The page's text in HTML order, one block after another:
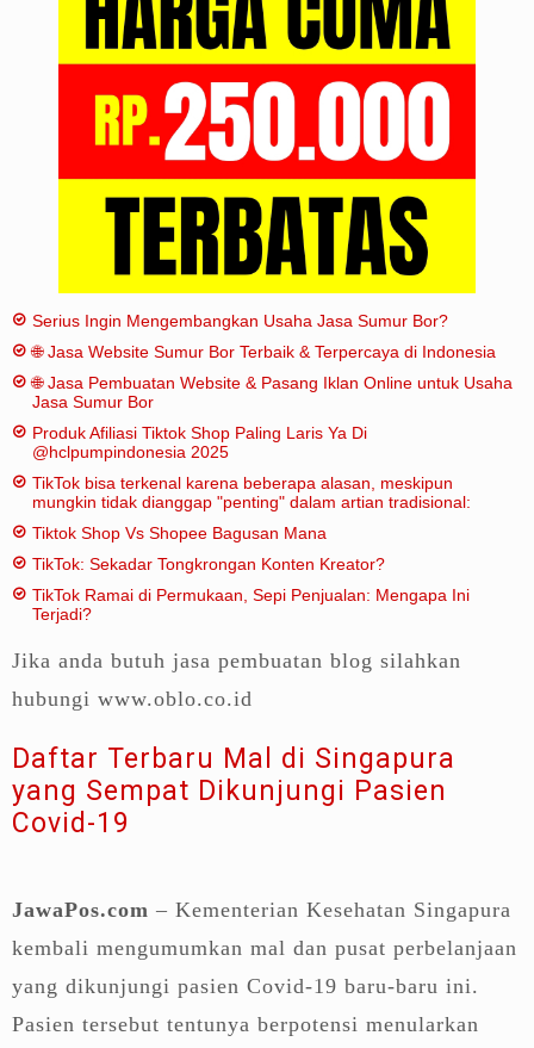
Serius Ingin Mengembangkan Usaha Jasa Sumur Bor?
🌐 Jasa Website Sumur Bor Terbaik & Terpercaya di Indonesia
🌐 Jasa Pembuatan Website & Pasang Iklan Online untuk Usaha
Jasa Sumur Bor
Produk Afiliasi Tiktok Shop Paling Laris Ya Di
@hclpumpindonesia 2025
TikTok bisa terkenal karena beberapa alasan, meskipun
mungkin tidak dianggap "penting" dalam artian tradisional:
Tiktok Shop Vs Shopee Bagusan Mana
TikTok: Sekadar Tongkrongan Konten Kreator?
TikTok Ramai di Permukaan, Sepi Penjualan: Mengapa Ini
Terjadi?
Jika anda butuh jasa pembuatan blog silahkan
hubungi www.oblo.co.id
Daftar Terbaru Mal di Singapura
yang Sempat Dikunjungi Pasien
Covid-19
JawaPos.com – Kementerian Kesehatan Singapura
kembali mengumumkan mal dan pusat perbelanjaan
yang dikunjungi pasien Covid-19 baru-baru ini.
Pasien tersebut tentunya berpotensi menularkan
Sitemap